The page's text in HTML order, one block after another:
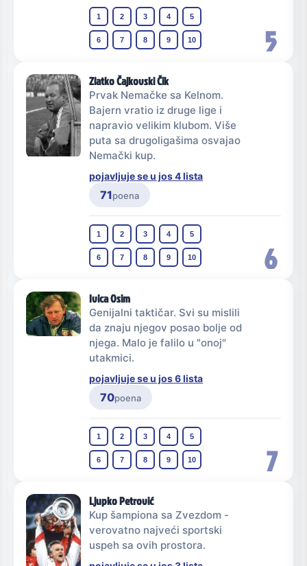
5
1 2 3 4 5
6 7 8 9 10
6
Zlatko Čajkovski Čik
Prvak Nemačke sa Kelnom.
Bajern vratio iz druge lige i
napravio velikim klubom. Više
puta sa drugoligašima osvajao
Nemački kup.
pojavljuje se u jos 4 lista
71poena
1 2 3 4 5
6 7 8 9 10
7
Ivica Osim
Genijalni taktičar. Svi su mislili
da znaju njegov posao bolje od
njega. Malo je falilo u "onoj"
utakmici.
pojavljuje se u jos 6 lista
70poena
1 2 3 4 5
6 7 8 9 10
Ljupko Petrović
Kup šampiona sa Zvezdom -
verovatno najveći sportski
uspeh sa ovih prostora.